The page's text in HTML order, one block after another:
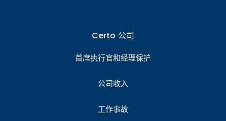
Certo 公司
首席执行官和经理保护
公司收入
工作事故